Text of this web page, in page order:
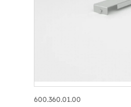
600.360.01.00